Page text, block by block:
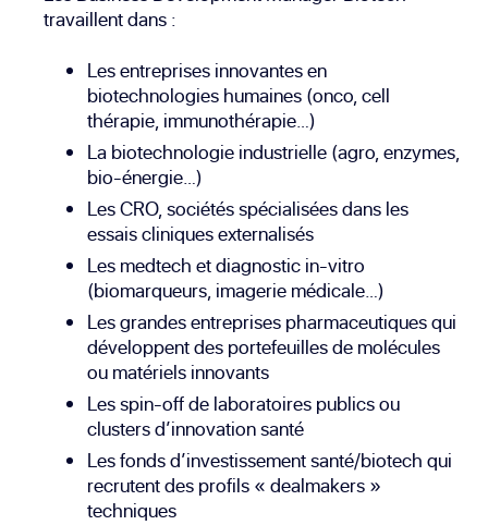
travaillent dans :
Les entreprises innovantes en
biotechnologies humaines (onco, cell
thérapie, immunothérapie…)
La biotechnologie industrielle (agro, enzymes,
bio-énergie…)
Les CRO, sociétés spécialisées dans les
essais cliniques externalisés
Les medtech et diagnostic in-vitro
(biomarqueurs, imagerie médicale…)
Les grandes entreprises pharmaceutiques qui
développent des portefeuilles de molécules
ou matériels innovants
Les spin-off de laboratoires publics ou
clusters d’innovation santé
Les fonds d’investissement santé/biotech qui
recrutent des profils « dealmakers »
techniques